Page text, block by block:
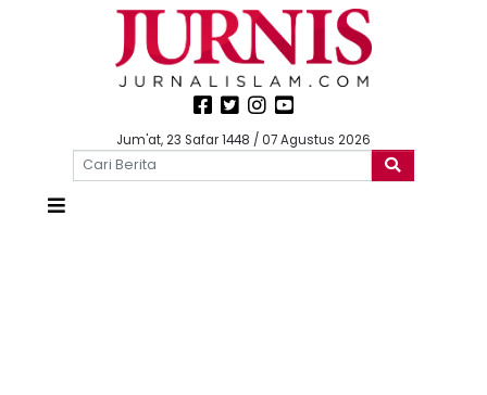
Jum'at, 23 Safar 1448 / 07 Agustus 2026